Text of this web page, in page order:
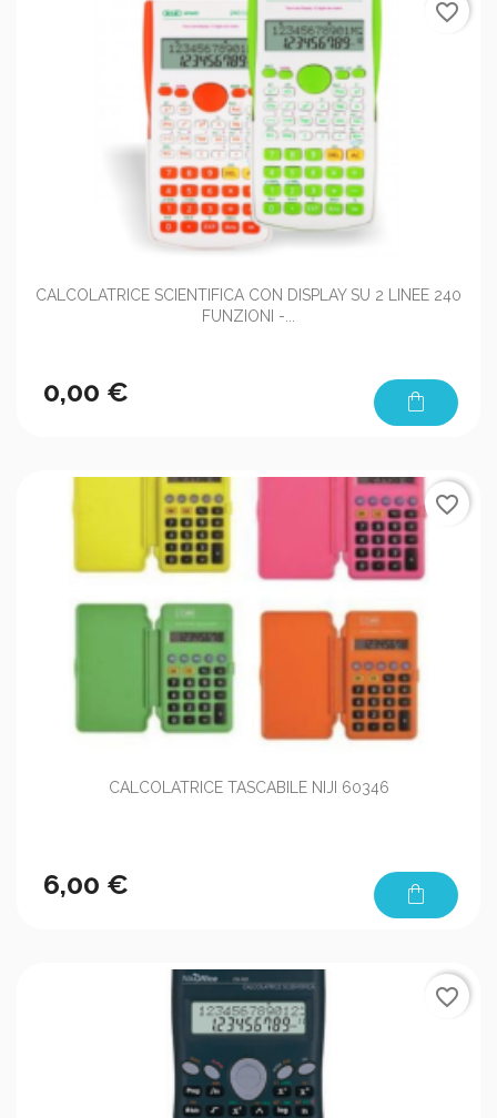
CALCOLATRICE SCIENTIFICA CON DISPLAY SU 2 LINEE 240
FUNZIONI -...
0,00 € shopping_bag
favorite_border
CALCOLATRICE TASCABILE NIJI 60346
6,00 € shopping_bag
favorite_border
favorite_border